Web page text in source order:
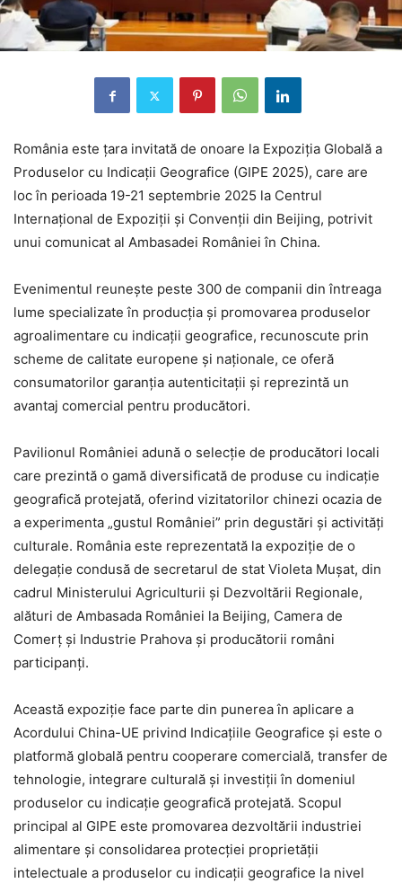
România este țara invitată de onoare la Expoziția Globală a
Produselor cu Indicații Geografice (GIPE 2025), care are
loc în perioada 19-21 septembrie 2025 la Centrul
Internațional de Expoziții și Convenții din Beijing, potrivit
unui comunicat al Ambasadei României în China.
Evenimentul reunește peste 300 de companii din întreaga
lume specializate în producția și promovarea produselor
agroalimentare cu indicații geografice, recunoscute prin
scheme de calitate europene și naționale, ce oferă
consumatorilor garanția autenticitații și reprezintă un
avantaj comercial pentru producători.
Pavilionul României adună o selecție de producători locali
care prezintă o gamă diversificată de produse cu indicație
geografică protejată, oferind vizitatorilor chinezi ocazia de
a experimenta „gustul României” prin degustări și activități
culturale. România este reprezentată la expoziție de o
delegație condusă de secretarul de stat Violeta Mușat, din
cadrul Ministerului Agriculturii și Dezvoltării Regionale,
alături de Ambasada României la Beijing, Camera de
Comerț și Industrie Prahova și producătorii români
participanți.
Această expoziție face parte din punerea în aplicare a
Acordului China-UE privind Indicațiile Geografice și este o
platformă globală pentru cooperare comercială, transfer de
tehnologie, integrare culturală și investiții în domeniul
produselor cu indicație geografică protejată. Scopul
principal al GIPE este promovarea dezvoltării industriei
alimentare și consolidarea protecției proprietății
intelectuale a produselor cu indicații geografice la nivel